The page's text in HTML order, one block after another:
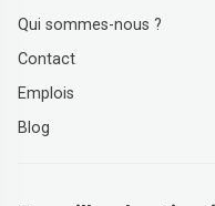
Qui sommes-nous ?
Contact
Emplois
Blog